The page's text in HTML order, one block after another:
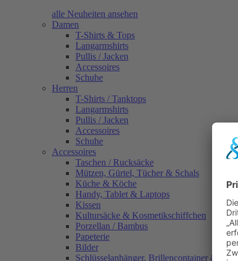
alle Neuheiten ansehen
Damen
T-Shirts & Tops
Langarmshirts
Pullis / Jacken
Accessoires
Schuhe
Herren
T-Shirts / Tanktops
Langarmshirts
Pullis / Jacken
Accessoires
Schuhe
Accessoires
Taschen / Rucksäcke
Mützen, Gürtel, Tücher & Schals
Küche & Köche
Handy, Tablet & Laptops
Kissen
Kultursäcke & Kosmetikschiffchen
Porzellan / Bambus
Papeterie
Bilder
Schlüsselanhänger, Brillencontainer & mehr